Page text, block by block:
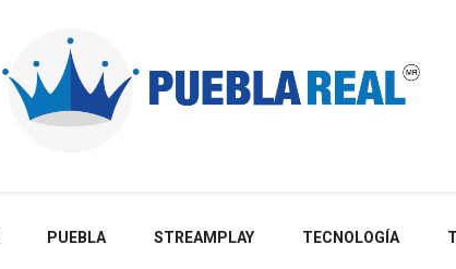
PUEBLA STREAMPLAY TECNOLOGÍA